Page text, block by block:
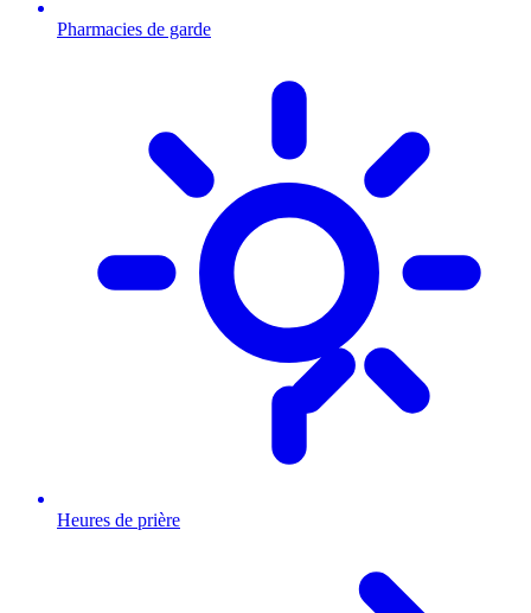
Pharmacies de garde
Heures de prière